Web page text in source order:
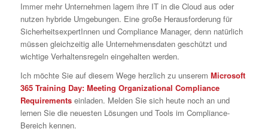
Immer mehr Unternehmen lagern ihre IT in die Cloud aus oder
nutzen hybride Umgebungen. Eine große Herausforderung für
SicherheitsexpertInnen und Compliance Manager, denn natürlich
müssen gleichzeitig alle Unternehmensdaten geschützt und
wichtige Verhaltensregeln eingehalten werden.
Ich möchte Sie auf diesem Wege herzlich zu unserem Microsoft
365 Training Day: Meeting Organizational Compliance
Requirementseinladen. Melden Sie sich heute noch an und
lernen Sie die neuesten Lösungen und Tools im Compliance-
Bereich kennen.